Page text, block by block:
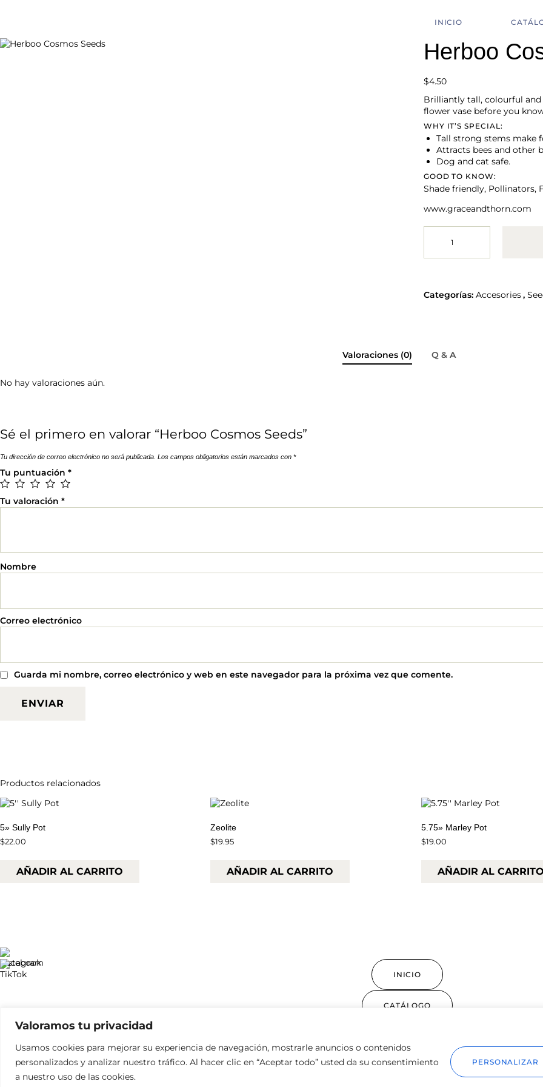
Valoramos tu privacidad
Usamos cookies para mejorar su experiencia de navegación, mostrarle anuncios o contenidos
personalizados y analizar nuestro tráfico. Al hacer clic en “Aceptar todo” usted da su consentimiento
a nuestro uso de las cookies.
PERSONALIZAR
INICIO
Herboo
$4.50
Brilliantly tall, colourful and
flower vase before you
WHY IT’S SPECIAL:
Tall strong stems make
Attracts bees and other
Dog and cat safe.
GOOD TO KNOW:
Shade friendly, Pollinators,
www.graceandthorn.com
Categorías: Accesories,
Valoraciones (0) Q & A
No hay valoraciones aún.
Sé el primero en valorar “Herboo Cosmos Seeds”
Tu dirección de correo electrónico no será publicada. Los campos obligatorios están marcados con *
Tu puntuación *
Tu valoración *
Nombre
Correo electrónico
Guarda mi nombre, correo electrónico y web en este navegador para la próxima vez que comente.
Productos relacionados
5» Sully Pot
$22.00
AÑADIR AL CARRITO
Zeolite
$19.95
AÑADIR AL CARRITO
5.75» Marley Pot
$19.00
AÑADIR AL
INICIO
CATÁLOGO
CONTACTO